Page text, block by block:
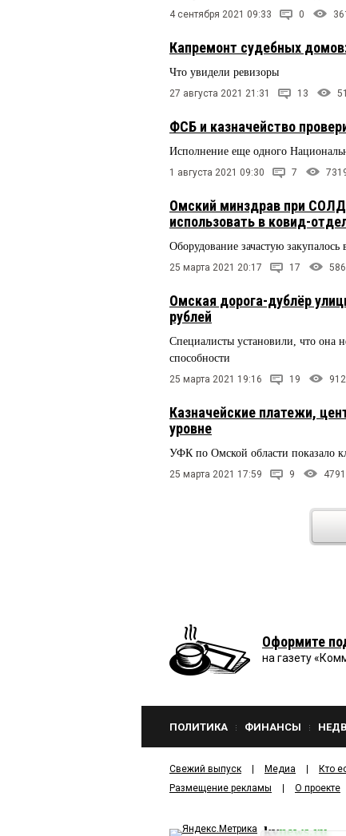
4 сентября 2021 09:33 0
Капремонт судебных
Что увидели ревизоры
27 августа 2021 21:31 13
ФСБ и казначейство
Исполнение еще одного
1 августа 2021 09:30 7
Омский минздрав при
использовать в ковид-
Оборудование зачастую
25 марта 2021 20:17 17
Омская дорога-дублёр
рублей
Специалисты установили, что она
способности
25 марта 2021 19:16 19
Казначейские платежи,
уровне
УФК по Омской области показало
25 марта 2021 17:59 9 4791
Оформите
на газету
ПОЛИТИКА ФИНАНСЫ
Свежий выпуск Медиа Кто
Размещение рекламы
О проекте
kvnews.ru